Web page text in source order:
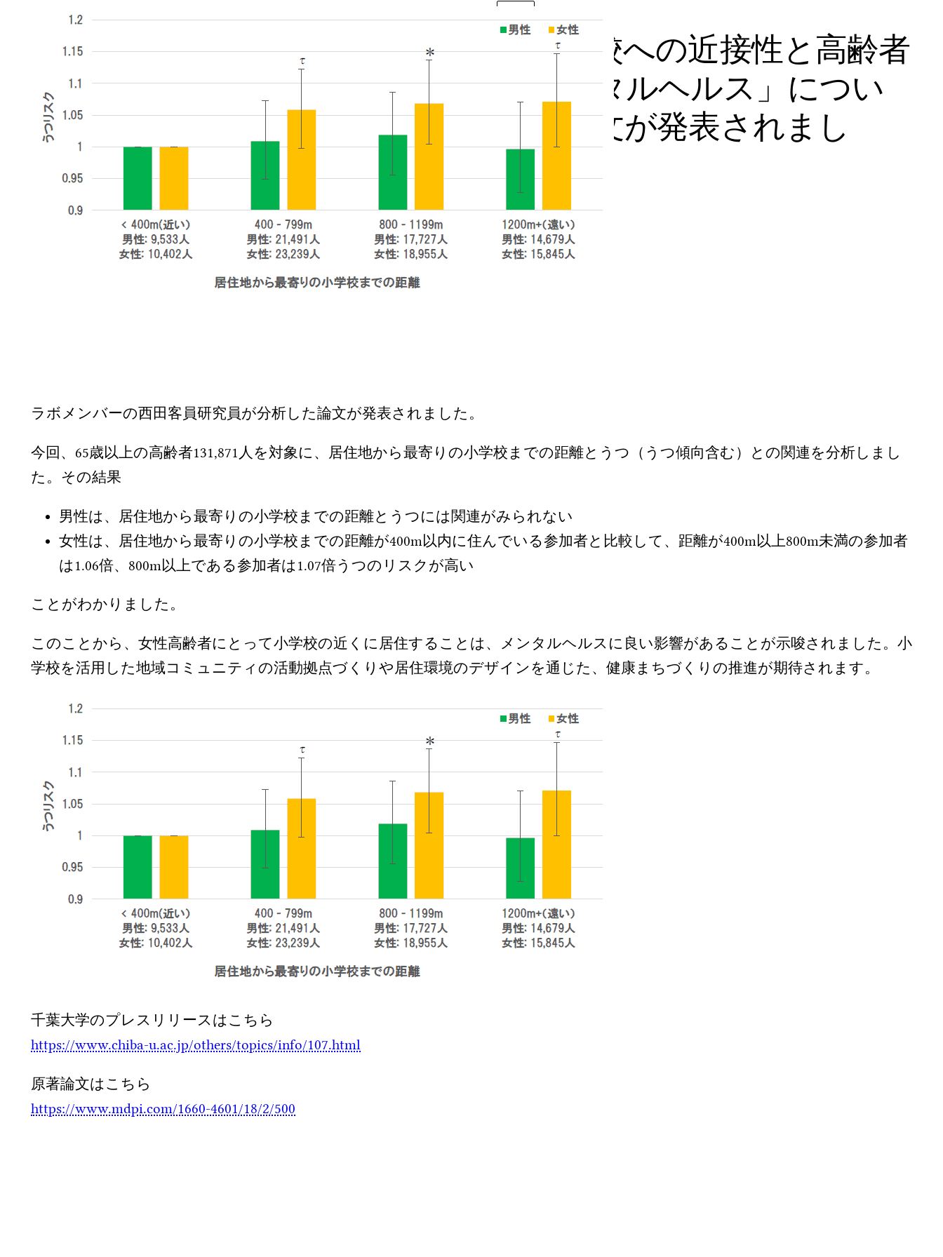
「小学校への近接性と高齢者
のメンタルヘルス」につい
ての論文が発表されまし
ラボメンバーの西田客員研究員が分析した論文が発表されました。
今回、65歳以上の高齢者131,871人を対象に、居住地から最寄りの小学校までの距離とうつ（うつ傾向含む）との関連を分析しまし
た。その結果
男性は、居住地から最寄りの小学校までの距離とうつには関連がみられない
女性は、居住地から最寄りの小学校までの距離が400m以内に住んでいる参加者と比較して、距離が400m以上800m未満の参加者
は1.06倍、800m以上である参加者は1.07倍うつのリスクが高い
ことがわかりました。
このことから、女性高齢者にとって小学校の近くに居住することは、メンタルヘルスに良い影響があることが示唆されました。小
学校を活用した地域コミュニティの活動拠点づくりや居住環境のデザインを通じた、健康まちづくりの推進が期待されます。
千葉大学のプレスリリースはこちら
https://www.chiba-u.ac.jp/others/topics/info/107.html
原著論文はこちら
https://www.mdpi.com/1660-4601/18/2/500